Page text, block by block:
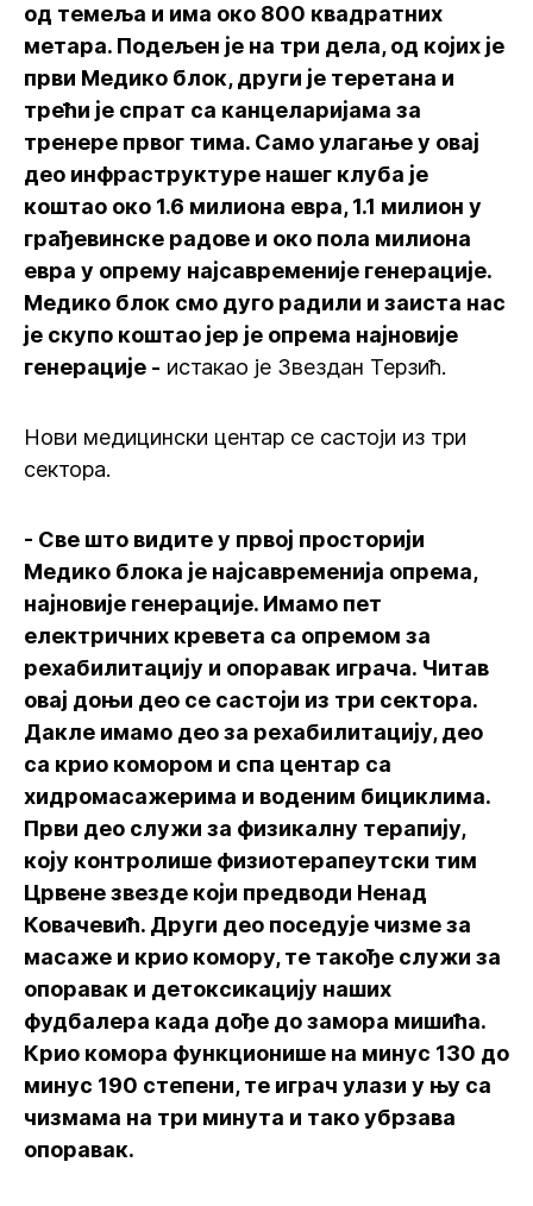
од темеља и има око 800 квадратних
метара. Подељен је на три дела, од којих је
први Медико блок, други је теретана и
трећи је спрат са канцеларијама за
тренере првог тима. Само улагање у овај
део инфраструктуре нашег клуба је
коштао око 1.6 милиона евра, 1.1 милион у
грађевинске радове и око пола милиона
евра у опрему најсавременије генерације.
Медико блок смо дуго радили и заиста нас
је скупо коштао јер је опрема најновије
генерације - истакао је Звездан Терзић.
Нови медицински центар се састоји из три
сектора.
- Све што видите у првој просторији
Медико блока је најсавременија опрема,
најновије генерације. Имамо пет
електричних кревета са опремом за
рехабилитацију и опоравак играча. Читав
овај доњи део се састоји из три сектора.
Дакле имамо део за рехабилитацију, део
са крио комором и спа центар са
хидромасажерима и воденим бициклима.
Први део служи за физикалну терапију,
коју контролише физиотерапеутски тим
Црвене звезде који предводи Ненад
Ковачевић. Други део поседује чизме за
масаже и крио комору, те такође служи за
опоравак и детоксикацију наших
фудбалера када дође до замора мишића.
Крио комора функционише на минус 130 до
минус 190 степени, те играч улази у њу са
чизмама на три минута и тако убрзава
опоравак.